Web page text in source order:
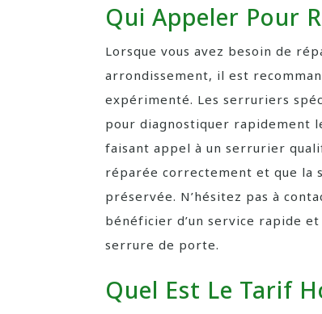
Qui Appeler Pour
Lorsque vous avez besoin de
arrondissement, il est
expérimenté. Les serruriers
pour diagnostiquer rapidement
faisant appel à un serrurier
réparée correctement et que la
préservée. N’hésitez pas à
bénéficier d’un service rapide
serrure de porte.
Quel Est Le Tarif